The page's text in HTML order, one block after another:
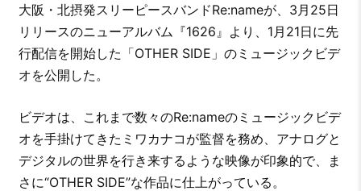
大阪・北摂発スリーピースバンドRe:nameが、3月25日
リリースのニューアルバム『1626』より、1月21日に先
行配信を開始した「OTHER SIDE」のミュージックビデ
オを公開した。
ビデオは、これまで数々のRe:nameのミュージックビデ
オを手掛けてきたミワカナコが監督を務め、アナログと
デジタルの世界を行き来するような映像が印象的で、ま
さに“OTHER SIDE”な作品に仕上がっている。